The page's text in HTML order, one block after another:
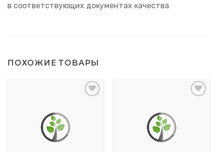
в соответствующих документах качества
ПОХОЖИЕ ТОВАРЫ